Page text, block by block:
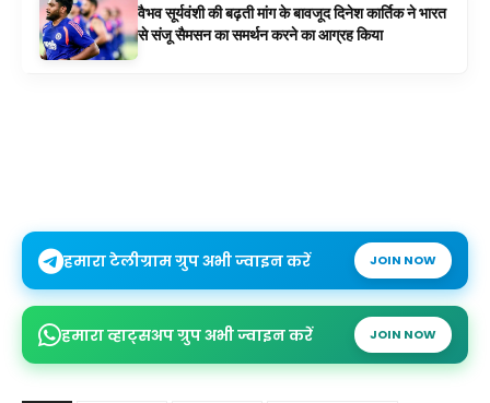
वैभव सूर्यवंशी की बढ़ती मांग के बावजूद दिनेश कार्तिक ने भारत
से संजू सैमसन का समर्थन करने का आग्रह किया
हमारा टेलीग्राम ग्रुप अभी ज्वाइन करें JOIN NOW
हमारा व्हाट्सअप ग्रुप अभी ज्वाइन करें JOIN NOW